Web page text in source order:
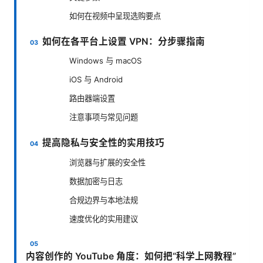
如何在视频中呈现选购要点
如何在各平台上设置 VPN：分步骤指南
Windows 与 macOS
iOS 与 Android
路由器端设置
注意事项与常见问题
提高隐私与安全性的实用技巧
浏览器与扩展的安全性
数据加密与日志
合规边界与本地法规
速度优化的实用建议
内容创作的 YouTube 角度：如何把“科学上网教程”